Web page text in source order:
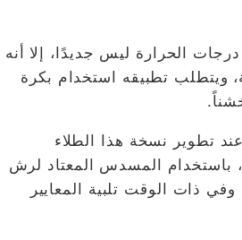
الحرارة ليس جديدًا، إلا أنه
ويتطلب تطبيقه استخدام بكرة
تطوير نسخة هذا الطلاء
باستخدام المسدس المعتاد لرش
ذات الوقت تلبية المعايير